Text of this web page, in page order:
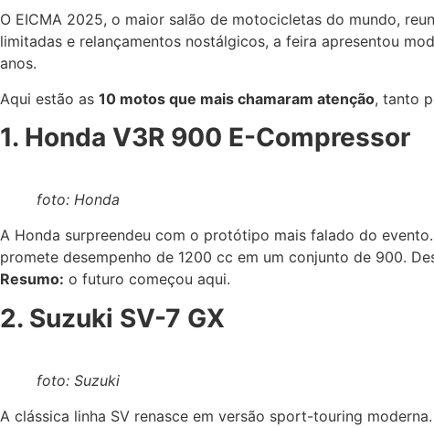
O EICMA 2025, o maior salão de motocicletas do mundo,
limitadas e relançamentos nostálgicos, a feira apresentou
anos.
Aqui estão as 10 motos que mais chamaram atenção, tanto
1. Honda V3R 900 E-Compressor
foto: Honda
A Honda surpreendeu com o protótipo mais falado do
promete desempenho de 1200 cc em um conjunto de 900.
Resumo: o futuro começou aqui.
2. Suzuki SV-7 GX
foto: Suzuki
A clássica linha SV renasce em versão sport-touring